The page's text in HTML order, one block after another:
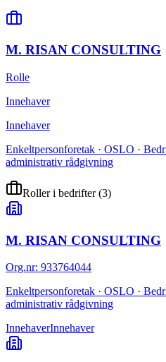
M. RISAN CONSULTING
Rolle
Innehaver
Innehaver
Enkeltpersonforetak · OSLO ·
administrativ rådgivning
Roller i bedrifter(3)
M. RISAN CONSULTING
Org.nr: 933764044
Enkeltpersonforetak · OSLO ·
administrativ rådgivning
InnehaverInnehaver